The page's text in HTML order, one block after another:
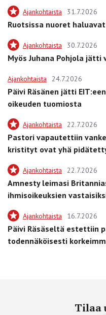
Ajankohtaista 31.7.2026
Ruotsissa nuoret
Ajankohtaista 30.7.2026
Myös Juhana Pohjola jätti
Ajankohtaista 24.7.2026
Päivi Räsänen jätti
oikeuden tuomiosta
Ajankohtaista 22.7.2026
Pastori vapautettiin
kristityt ovat yhä
Ajankohtaista 22.7.2026
Amnesty leimasi
ihmisoikeuksien
Ajankohtaista 16.7.2026
Päivi Räsäseltä estettiin
todennäköisesti
Tilaa